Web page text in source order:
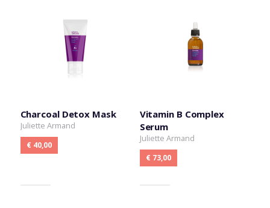
Charcoal Detox Mask
Juliette Armand
€ 40,00
Vitamin B Complex
Serum
Juliette Armand
€ 73,00